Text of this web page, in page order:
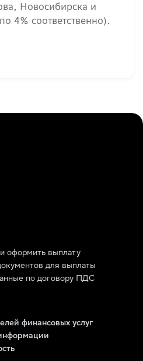
Новосибирска и
4% соответственно).
оформить выплату
для выплаты
по договору ПДС
финансовых услуг